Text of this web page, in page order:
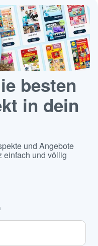
besten
in dein
und Angebote
einfach und völlig